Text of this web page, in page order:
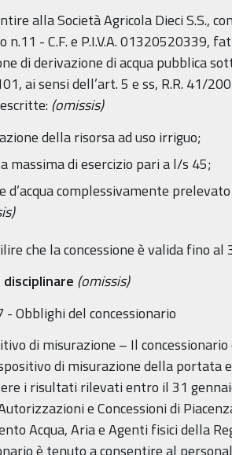
alla Società Agricola Dieci S.S.,
n.11 - C.F. e P.I.V.A. 01320520339,
di derivazione di acqua pubblica
ai sensi dell’art. 5 e ss, R.R. 41/
(omissis)
della risorsa ad uso irriguo;
massima di esercizio pari a l/s 45;
d’acqua complessivamente
che la concessione è valida fino
(omissis)
- Obblighi del concessionario
di misurazione – Il
di misurazione della portata
i risultati rilevati entro il 31
e Concessioni di
Acqua, Aria e Agenti fisici della